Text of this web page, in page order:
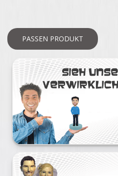
PASSEN PRODUKT